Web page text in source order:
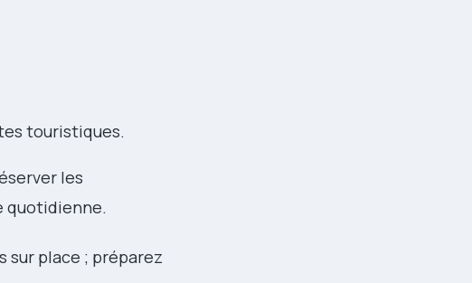
touristiques.
les
quotidienne.
place ; préparez